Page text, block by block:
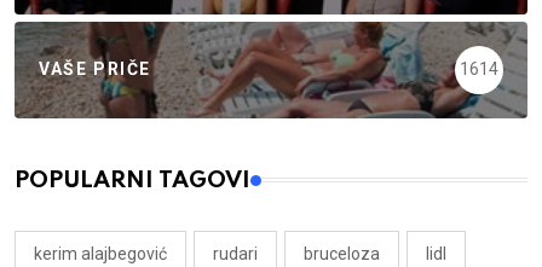
VAŠE PRIČE 1614
POPULARNI TAGOVI
kerim alajbegović rudari bruceloza lidl